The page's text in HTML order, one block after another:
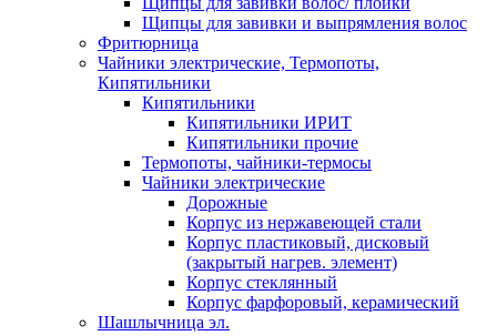
Щипцы для завивки и выпрямления волос
Фритюрница
Чайники электрические, Термопоты,
Кипятильники
Кипятильники
Кипятильники ИРИТ
Кипятильники прочие
Термопоты, чайники-термосы
Чайники электрические
Дорожные
Корпус из нержавеющей стали
Корпус пластиковый, дисковый
(закрытый нагрев. элемент)
Корпус стеклянный
Корпус фарфоровый, керамический
Шашлычница эл.